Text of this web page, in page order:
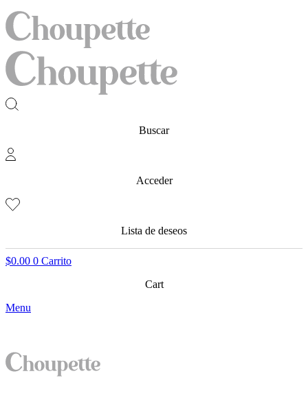
Buscar
Acceder
Lista de deseos
$0.00 0 Carrito
Cart
Menu